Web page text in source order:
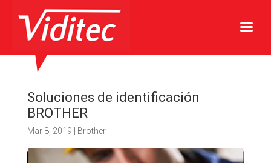
Soluciones de identificación
BROTHER
Mar 8, 2019 Brother